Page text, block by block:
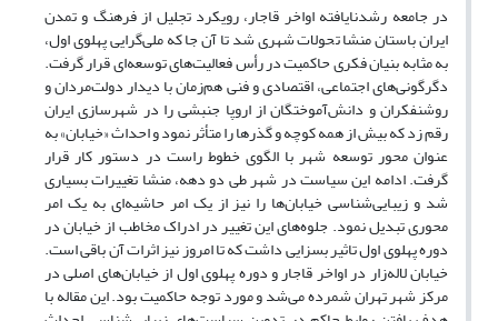
در جامعه رشدنایافته اواخر قاجار، رویکرد تجلیل از فرهنگ و تمدن
ایران باستان منشا تحولات شهری شد تا آن جا که ملی‌گرایی پهلوی اول،
به ‌مثابه بنیان فکری حاکمیت در رأس فعالیت‌های توسعه‌ای قرار گرفت.
دگرگونی‌های اجتماعی، اقتصادی و فنی هم‌زمان با دیدار دولت‌مردان و
روشنفکران و دانش‌آموختگان از اروپا جنبشی را در شهرسازی ایران
رقم زد که بیش از همه کوچه و گذرها را متأثر نمود و احداث «خیابان» به
عنوان محور توسعه شهر با الگوی خطوط راست در دستور کار قرار
گرفت. ادامه این سیاست در شهر طی دو دهه، منشا تغییرات بسیاری
شد و زیبایی‌شناسی خیابان‌ها را نیز از یک امر حاشیه‌ای به یک امر
محوری تبدیل نمود. جلوه‌های این تغییر در ادراک مخاطب از خیابان در
دوره پهلوی اول تاثیر بسزایی داشت که تا امروز نیز اثرات آن باقی است.
خیابان لاله‌زار در اواخر قاجار و دوره پهلوی اول از خیابان‌های اصلی در
مرکز شهر تهران شمرده می‌شد و مورد توجه حاکمیت بود. این مقاله با